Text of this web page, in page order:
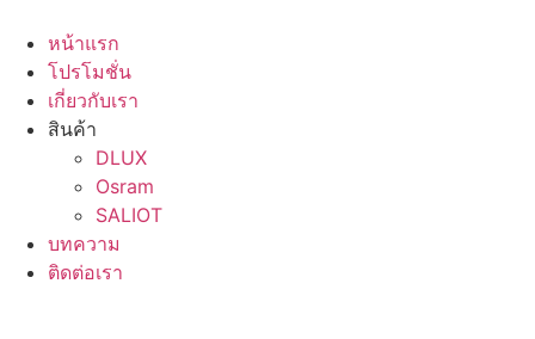
content
หน้าแรก
โปรโมชั่น
เกี่ยวกับเรา
สินค้า
DLUX
Osram
SALIOT
บทความ
ติดต่อเรา